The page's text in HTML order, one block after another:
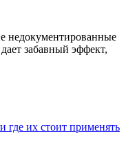
недокументированные
дает забавный эффект,
где их стоит применять